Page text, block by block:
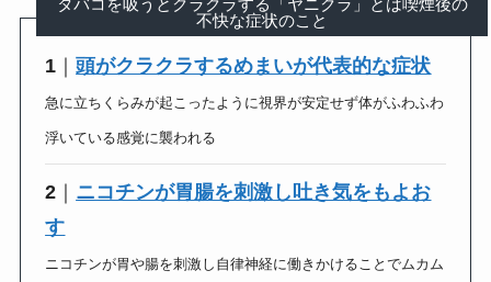
不快な症状のこと
1 ｜頭がクラクラするめまいが代表的な症状
急に立ちくらみが起こったように視界が安定せず体がふわふわ
浮いている感覚に襲われる
2 ｜ ニコチンが胃腸を刺激し吐き気をもよお
す
ニコチンが胃や腸を刺激し自律神経に働きかけることでムカム